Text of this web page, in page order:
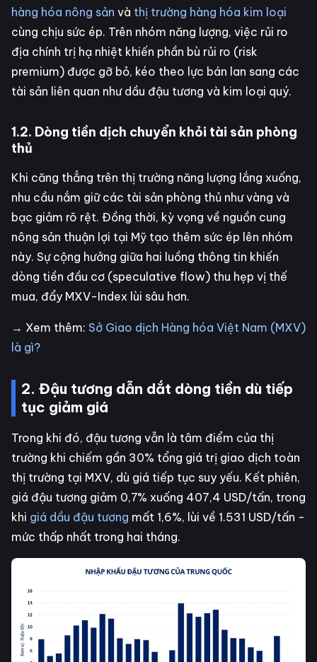
hàng hóa nông sản và thị trường hàng hóa kim loại
cùng chịu sức ép. Trên nhóm năng lượng, việc rủi ro
địa chính trị hạ nhiệt khiến phần bù rủi ro (risk
premium) được gỡ bỏ, kéo theo lực bán lan sang các
tài sản liên quan như dầu đậu tương và kim loại quý.
1.2. Dòng tiền dịch chuyển khỏi tài sản phòng
thủ
Khi căng thẳng trên thị trường năng lượng lắng xuống,
nhu cầu nắm giữ các tài sản phòng thủ như vàng và
bạc giảm rõ rệt. Đồng thời, kỳ vọng về nguồn cung
nông sản thuận lợi tại Mỹ tạo thêm sức ép lên nhóm
này. Sự cộng hưởng giữa hai luồng thông tin khiến
dòng tiền đầu cơ (speculative flow) thu hẹp vị thế
mua, đẩy MXV-Index lùi sâu hơn.
→ Xem thêm: Sở Giao dịch Hàng hóa Việt Nam (MXV)
là gì?
2. Đậu tương dẫn dắt dòng tiền dù tiếp
tục giảm giá
Trong khi đó, đậu tương vẫn là tâm điểm của thị
trường khi chiếm gần 30% tổng giá trị giao dịch toàn
thị trường tại MXV, dù giá tiếp tục suy yếu. Kết phiên,
giá đậu tương giảm 0,7% xuống 407,4 USD/tấn, trong
khi giá dầu đậu tương mất 1,6%, lùi về 1.531 USD/tấn -
mức thấp nhất trong hai tháng.